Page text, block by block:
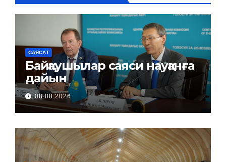
САЯСАТ
Байқаушылар саяси науқанға
дайын
08.08.2026